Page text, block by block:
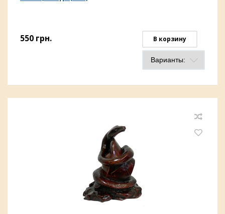
550 грн. В корзину